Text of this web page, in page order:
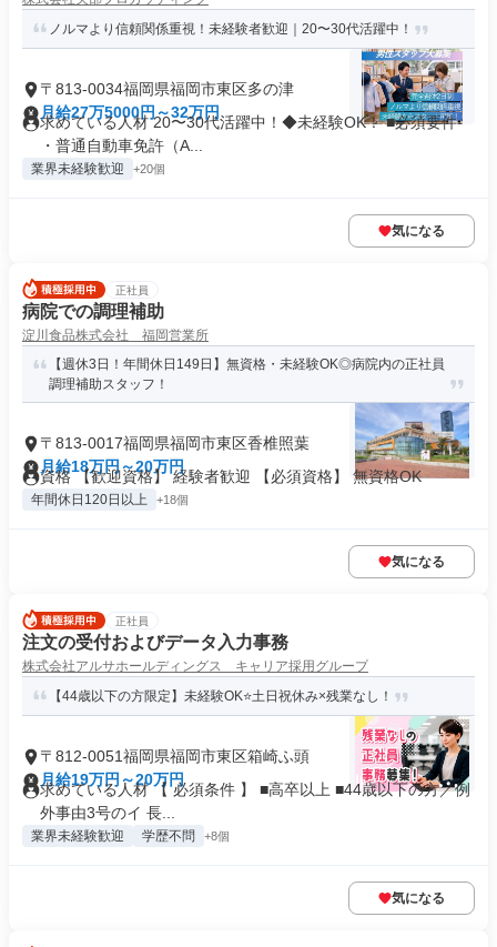
ノルマより信頼関係重視！未経験者歓迎｜20〜30代活躍中！
〒813-0034福岡県福岡市東区多の津
月給27万5000円～32万円
求めている人材 20〜30代活躍中！◆未経験OK！ ■必須要件
・普通自動車免許（A...
業界未経験歓迎 +20個
気になる
正社員
病院での調理補助
淀川食品株式会社 福岡営業所
【週休3日！年間休日149日】無資格・未経験OK◎病院内の正社員
調理補助スタッフ！
〒813-0017福岡県福岡市東区香椎照葉
月給18万円～20万円
資格 【歓迎資格】 経験者歓迎 【必須資格】 無資格OK
年間休日120日以上 +18個
気になる
正社員
注文の受付およびデータ入力事務
株式会社アルサホールディングス キャリア採用グループ
【44歳以下の方限定】未経験OK⭐土日祝休み×残業なし！
〒812-0051福岡県福岡市東区箱崎ふ頭
月給19万円～20万円
求めている人材 【 必須条件 】 ■高卒以上 ■44歳以下の方／例
外事由3号のイ 長...
業界未経験歓迎 学歴不問 +8個
気になる